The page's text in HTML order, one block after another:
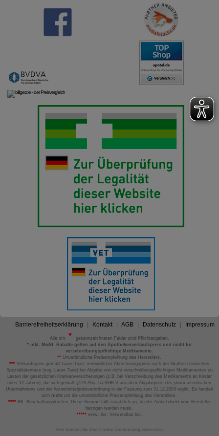
Barrierefreiheitserklärung Kontakt AGB Datenschutz Impressum
Alle mit
gekennzeichneten Felder sind Pflichtangaben.
*inkl. MwSt. Rabatte gelten auf den Apothekenverkaufspreis und nicht für
verschreibungspflichtige Medikamente.
** Unverbindliche Preisempfehlung des Herstellers.
*** Verkaufspreis gemäß Lauer-Taxe; verbindlicher Abrechnungspreis nach der Großen Deutschen
Spezialitätentaxe (sog. Lauer-Taxe) bei Abgabe von nicht verschreibungspflichtigen Medikamenten zu
Lasten der gesetzlichen Krankenversicherungen (z.B. bei Verschreibung des Medikaments an Kinder
unter 12 Jahren), die sich gemäß §129 Abs. 5a SGB V aus dem Abgabepreis des pharmazeutischen
Unternehmens und der Arzneimittelpreisverordnung in der Fassung zum 31.12.2003 ergibt. Es handelt
sich nicht um die unverbindliche Preisempfehlung des Herstellers.
****BK: Beschaffungskosten. Diese Summe fällt zusätzlich an, da der Artikel direkt vom Hersteller
bezogen werden muss.
*****verw. bis: Verwendbar bis.
Hier können Sie Ihre Cookie-Zustimmung widerrufen